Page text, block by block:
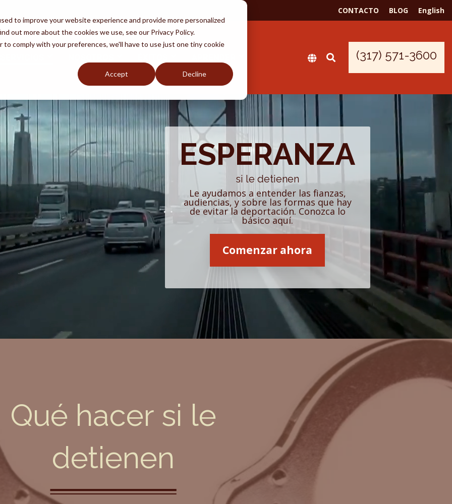
to improve your website experience and provide more personalized
out more about the cookies we use, see our Privacy Policy.
comply with your preferences, we'll have to use just one tiny cookie
Accept Decline
CONTACTO BLOG English
deportación
La ciudadanía
DACA
Victoria Wilkinson
- ¿por qué?
frecuentes
(317) 571-3600
ESPERANZA
si le detienen
Le ayudamos a entender las fianzas,
audiencias, y sobre las formas que hay
de evitar la deportación. Conozca lo
básico aquí.
Comenzar ahora
Qué hacer si le
detienen